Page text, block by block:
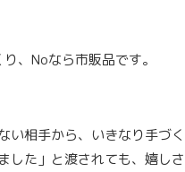
、Noなら市販品です。
い相手から、いきなり手づ
した」と渡されても、嬉し